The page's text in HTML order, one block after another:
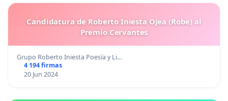
Candidatura de Roberto Iniesta Ojea (Robe) al
Premio Cervantes
Grupo Roberto Iniesta Poesía y Li…
4 194 firmas
20 Jun 2024